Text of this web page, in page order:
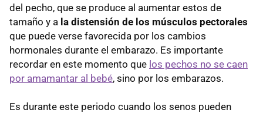
del pecho, que se produce al aumentar estos de
tamaño y a la distensión de los músculos pectorales
que puede verse favorecida por los cambios
hormonales durante el embarazo. Es importante
recordar en este momento que los pechos no se caen
por amamantar al bebé, sino por los embarazos.
Es durante este periodo cuando los senos pueden